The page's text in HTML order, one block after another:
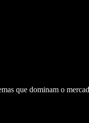
que dominam o